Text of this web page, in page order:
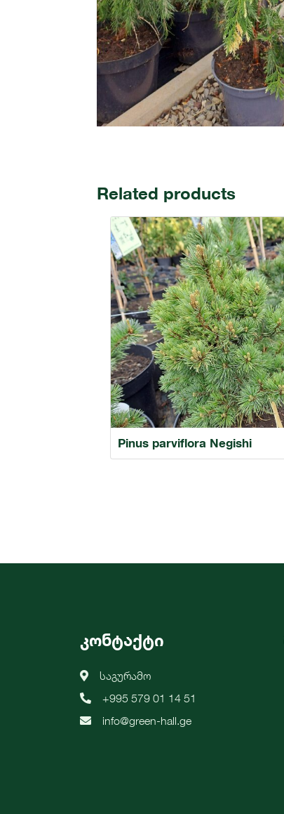
Related products
Pinus parviflora Negishi
კონტაქტი
საგურამო
+995 579 01 14 51
info@green-hall.ge